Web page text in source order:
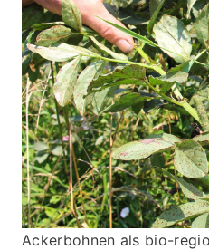
Ackerbohnen als bio-